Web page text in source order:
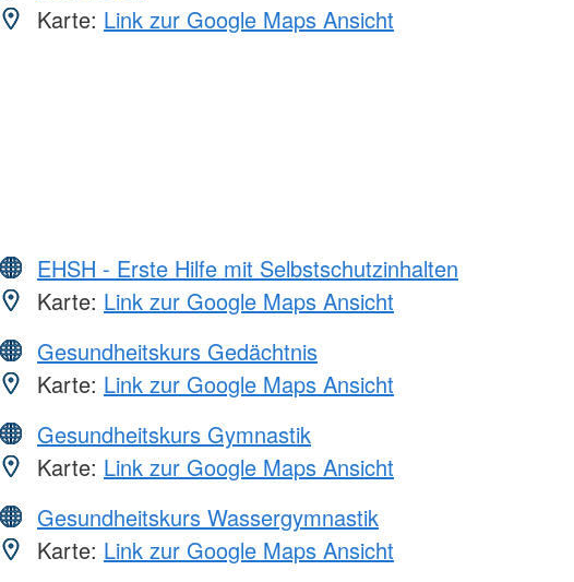
Karte: Link zur Google Maps Ansicht
EHSH - Erste Hilfe mit Selbstschutzinhalten
Karte: Link zur Google Maps Ansicht
Gesundheitskurs Gedächtnis
Karte: Link zur Google Maps Ansicht
Gesundheitskurs Gymnastik
Karte: Link zur Google Maps Ansicht
Gesundheitskurs Wassergymnastik
Karte: Link zur Google Maps Ansicht